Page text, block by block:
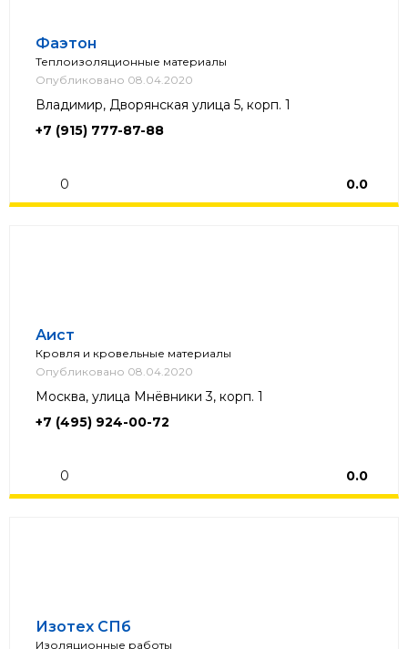
Фаэтон
Теплоизоляционные материалы
Опубликовано 08.04.2020
Владимир, Дворянская улица 5, корп. 1
+7 (915) 777-87-88
0 0.0
Аист
Кровля и кровельные материалы
Опубликовано 08.04.2020
Москва, улица Мнёвники 3, корп. 1
+7 (495) 924-00-72
0 0.0
Изотех СПб
Изоляционные работы